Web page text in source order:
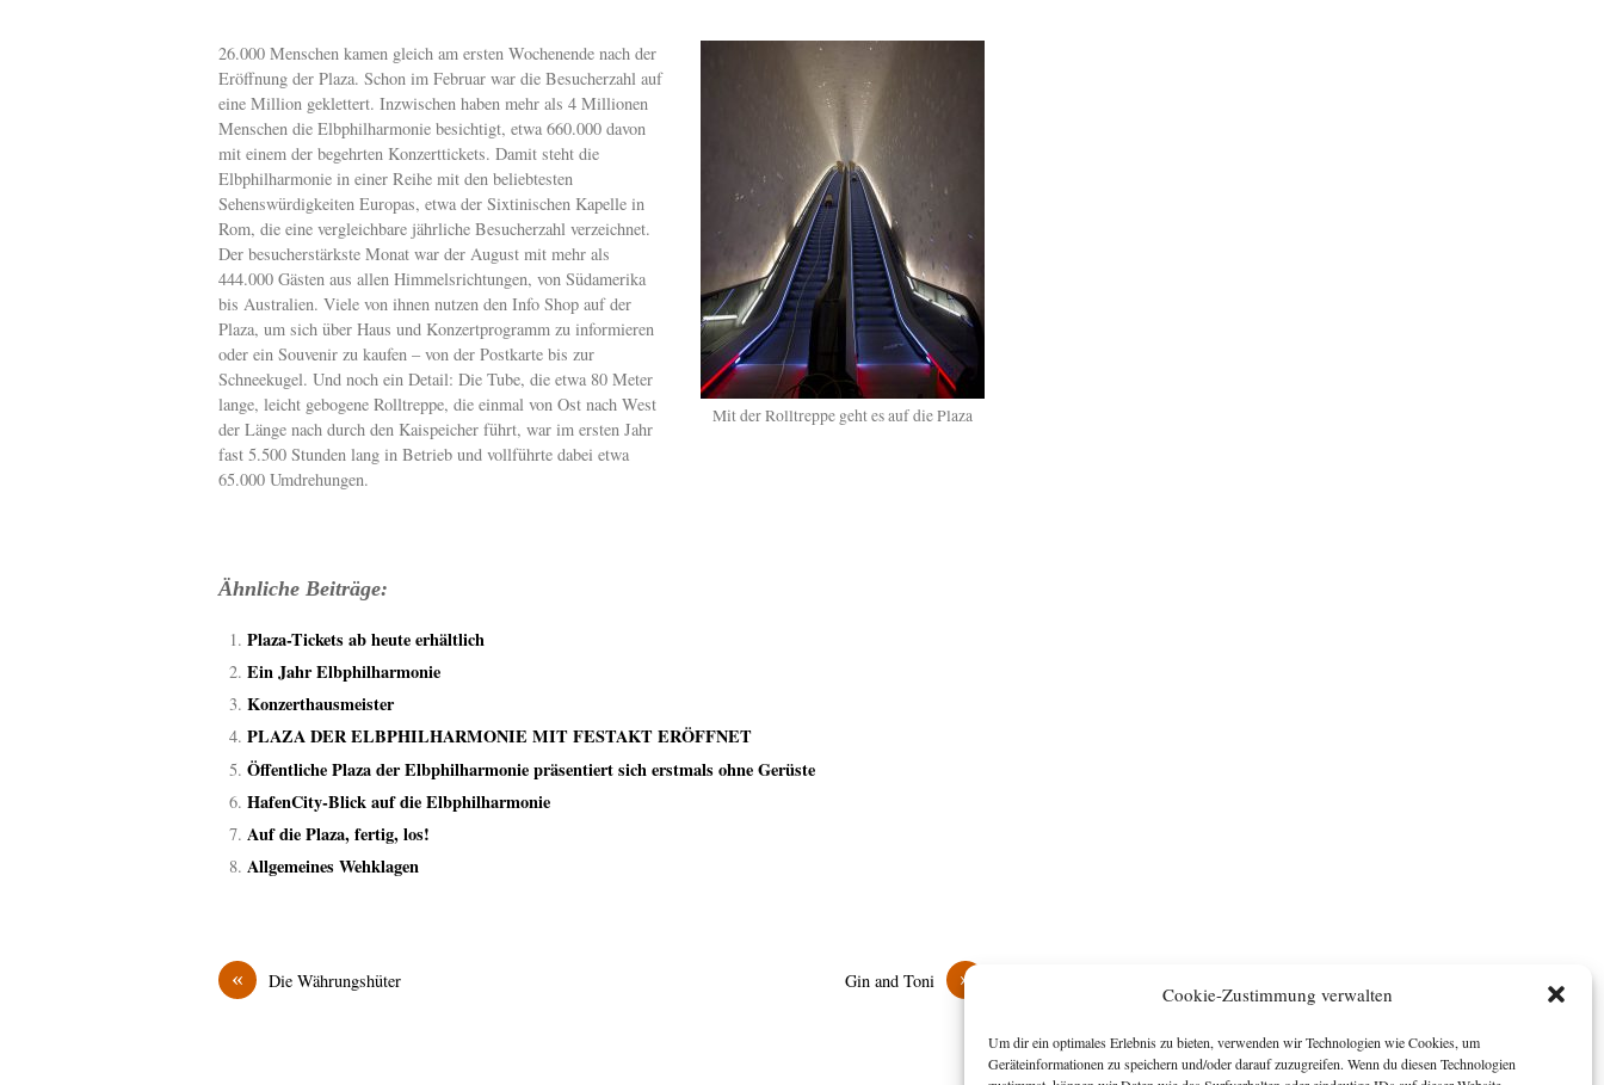
Cookie-Zustimmung verwalten
Um dir ein optimales Erlebnis zu bieten, verwenden wir Technologien wie Cookies, um
Geräteinformationen zu speichern und/oder darauf zuzugreifen. Wenn du diesen Technologien
Mit der Rolltreppe geht es auf die Plaza
26.000 Menschen kamen gleich am ersten Wochenende nach der
Eröffnung der Plaza. Schon im Februar war die Besucherzahl auf
eine Million geklettert. Inzwischen haben mehr als 4 Millionen
Menschen die Elbphilharmonie besichtigt, etwa 660.000 davon
mit einem der begehrten Konzerttickets. Damit steht die
Elbphilharmonie in einer Reihe mit den beliebtesten
Sehenswürdigkeiten Europas, etwa der Sixtinischen Kapelle in
Rom, die eine vergleichbare jährliche Besucherzahl verzeichnet.
Der besucherstärkste Monat war der August mit mehr als
444.000 Gästen aus allen Himmelsrichtungen, von Südamerika
bis Australien. Viele von ihnen nutzen den Info Shop auf der
Plaza, um sich über Haus und Konzertprogramm zu informieren
oder ein Souvenir zu kaufen – von der Postkarte bis zur
Schneekugel. Und noch ein Detail: Die Tube, die etwa 80 Meter
lange, leicht gebogene Rolltreppe, die einmal von Ost nach West
der Länge nach durch den Kaispeicher führt, war im ersten Jahr
fast 5.500 Stunden lang in Betrieb und vollführte dabei etwa
65.000 Umdrehungen.
Ähnliche Beiträge:
Plaza-Tickets ab heute erhältlich
Ein Jahr Elbphilharmonie
Konzerthausmeister
PLAZA DER ELBPHILHARMONIE MIT FESTAKT ERÖFFNET
Öffentliche Plaza der Elbphilharmonie präsentiert sich erstmals ohne Gerüste
HafenCity-Blick auf die Elbphilharmonie
Auf die Plaza, fertig, los!
Allgemeines Wehklagen
« Die Währungshüter »
Gin and Toni